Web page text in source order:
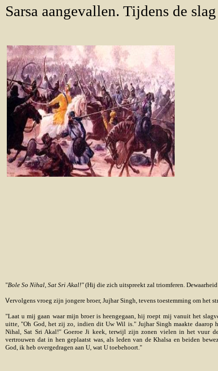
Sarsa aangevallen. Tijdens de
"Bole So Nihal, Sat Sri Akal!"(Hij die zich uitspreekt zal triomferen.
Vervolgens vroeg zijn jongere broer, Jujhar Singh, tevens toestemming om het
"Laat u mij gaan waar mijn broer is heengegaan, hij roept mij vanuit het
uitte, "Oh God, het zij zo, indien dit Uw Wil is." Jujhar Singh maakte daarop
Nihal, Sat Sri Akal!" Goeroe Ji keek, terwijl zijn zonen vielen in het vuur
vertrouwen dat in hen geplaatst was, als leden van de Khalsa en beiden
God, ik heb overgedragen aan U, wat U toebehoort."